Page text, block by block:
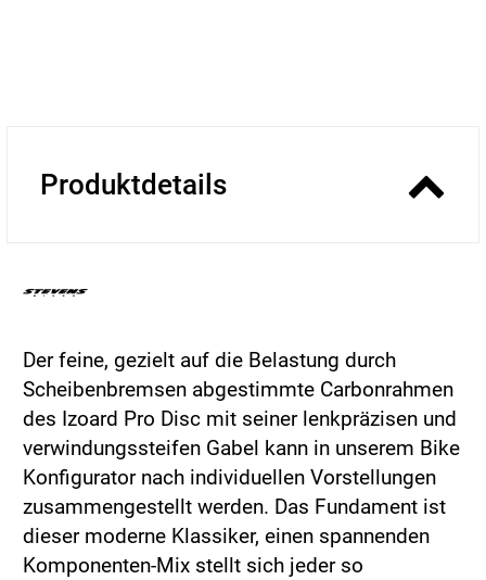
Produktdetails
Der feine, gezielt auf die Belastung durch
Scheibenbremsen abgestimmte Carbonrahmen
des Izoard Pro Disc mit seiner lenkpräzisen und
verwindungssteifen Gabel kann in unserem Bike
Konfigurator nach individuellen Vorstellungen
zusammengestellt werden. Das Fundament ist
dieser moderne Klassiker, einen spannenden
Komponenten-Mix stellt sich jeder so